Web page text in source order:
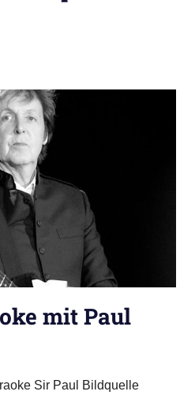
mit Paul
Sir Paul Bildquelle